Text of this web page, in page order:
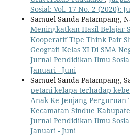
Sosial: Vol. 17 No. 2 (2020):
Samuel Sanda Patampang,
Meningkatkan Hasil Belajar
Kooperatif Tipe Think Pair
Geografi Kelas XI Di SMA
Jurnal Pendidikan Ilmu
Januari - Juni
Samuel Sanda Patampang,
petani kelapa terhadap
Anak Ke Jenjang Perguruan
Kecamatan Sindue
Jurnal Pendidikan Ilmu
Januari - Juni